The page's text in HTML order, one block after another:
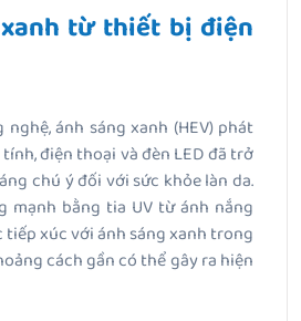
từ thiết bị điện
ánh sáng xanh (HEV) phát
điện thoại và đèn LED đã trở
chú ý đối với sức khỏe làn da.
mạnh bằng tia UV từ ánh nắng
xúc với ánh sáng xanh trong
cách gần có thể gây ra hiện